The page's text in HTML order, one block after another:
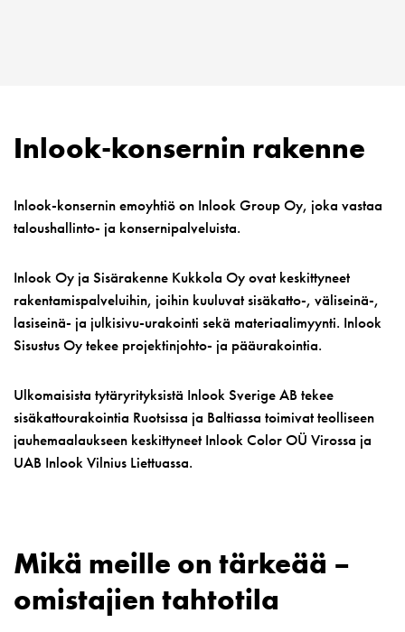
Inlook-konsernin rakenne
Inlook-konsernin emoyhtiö on Inlook Group Oy, joka vastaa
taloushallinto- ja konsernipalveluista.
Inlook Oy ja Sisärakenne Kukkola Oy ovat keskittyneet
rakentamispalveluihin, joihin kuuluvat sisäkatto-, väliseinä-,
lasiseinä- ja julkisivu-urakointi sekä materiaalimyynti. Inlook
Sisustus Oy tekee projektinjohto- ja pääurakointia.
Ulkomaisista tytäryrityksistä Inlook Sverige AB tekee
sisäkattourakointia Ruotsissa ja Baltiassa toimivat teolliseen
jauhemaalaukseen keskittyneet Inlook Color OÜ Virossa ja
UAB Inlook Vilnius Liettuassa.
Mikä meille on tärkeää –
omistajien tahtotila